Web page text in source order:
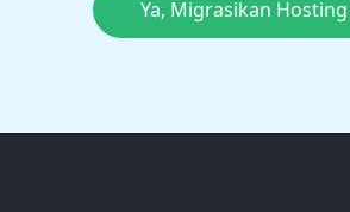
Ya, Migrasikan Hosting